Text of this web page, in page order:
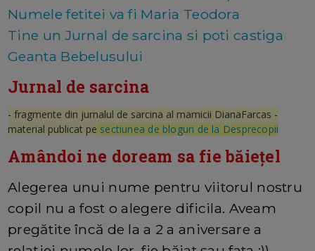
Numele fetitei va fi Maria Teodora
Tine un Jurnal de sarcina si poti castiga
Geanta Bebelusului
Jurnal de sarcina
- fragmente din jurnalul de sarcina al mamicii DianaFarcas -
material publicat pe sectiunea de bloguri de la Desprecopii
Amândoi ne doream sa fie băiețel
Alegerea unui nume pentru viitorul nostru
copil nu a fost o alegere dificila. Aveam
pregătite încă de la a 2 a aniversare a